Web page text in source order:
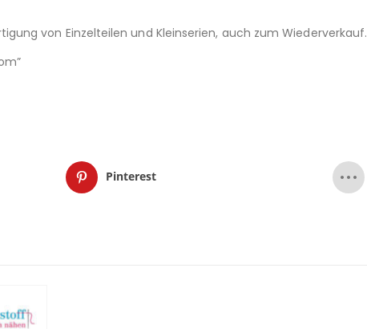
von Einzelteilen und Kleinserien, auch zum Wiederverkauf.
Pinterest